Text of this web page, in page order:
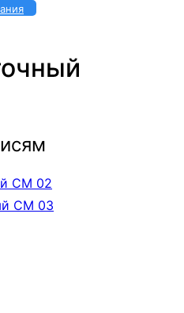
СМ 02
СМ 03